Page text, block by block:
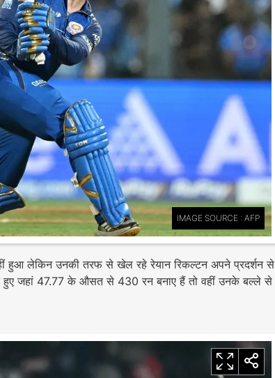
IMAGE SOURCE : AFP
हुआ लेकिन उनकी तरफ से खेल रहे रेयान रिकल्टन अपने प्रदर्शन से
हुए जहां 47.77 के औसत से 430 रन बनाए हैं तो वहीं उनके बल्ले से